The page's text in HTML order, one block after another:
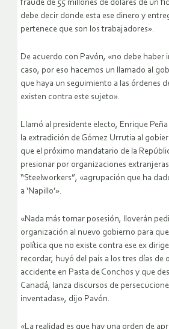
fraude de 55 millones de dólares de un
debe decir donde esta ese dinero y
pertenece que son los trabajadores».
De acuerdo con Pavón, «no debe haber
caso, por eso hacemos un llamado al
que haya un seguimiento a las órdenes
existen contra este sujeto».
Llamó al presidente electo, Enrique
la extradición de Gómez Urrutia al
que el próximo mandatario de la
presionar por organizaciones
“Steelworkers”, «agrupación que ha
a ‘Napillo’».
«Nada más tomar posesión, lloverán
organización al nuevo gobierno para
política que no existe contra ese ex
recordar, huyó del país a los tres días de
accidente en Pasta de Conchos y que
Canadá, lanza discursos de
inventadas», dijo Pavón.
«La realidad es que hay una orden de